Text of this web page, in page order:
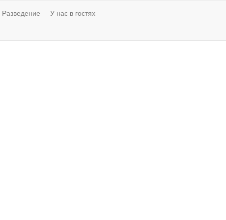
Разведение
У нас в гостях